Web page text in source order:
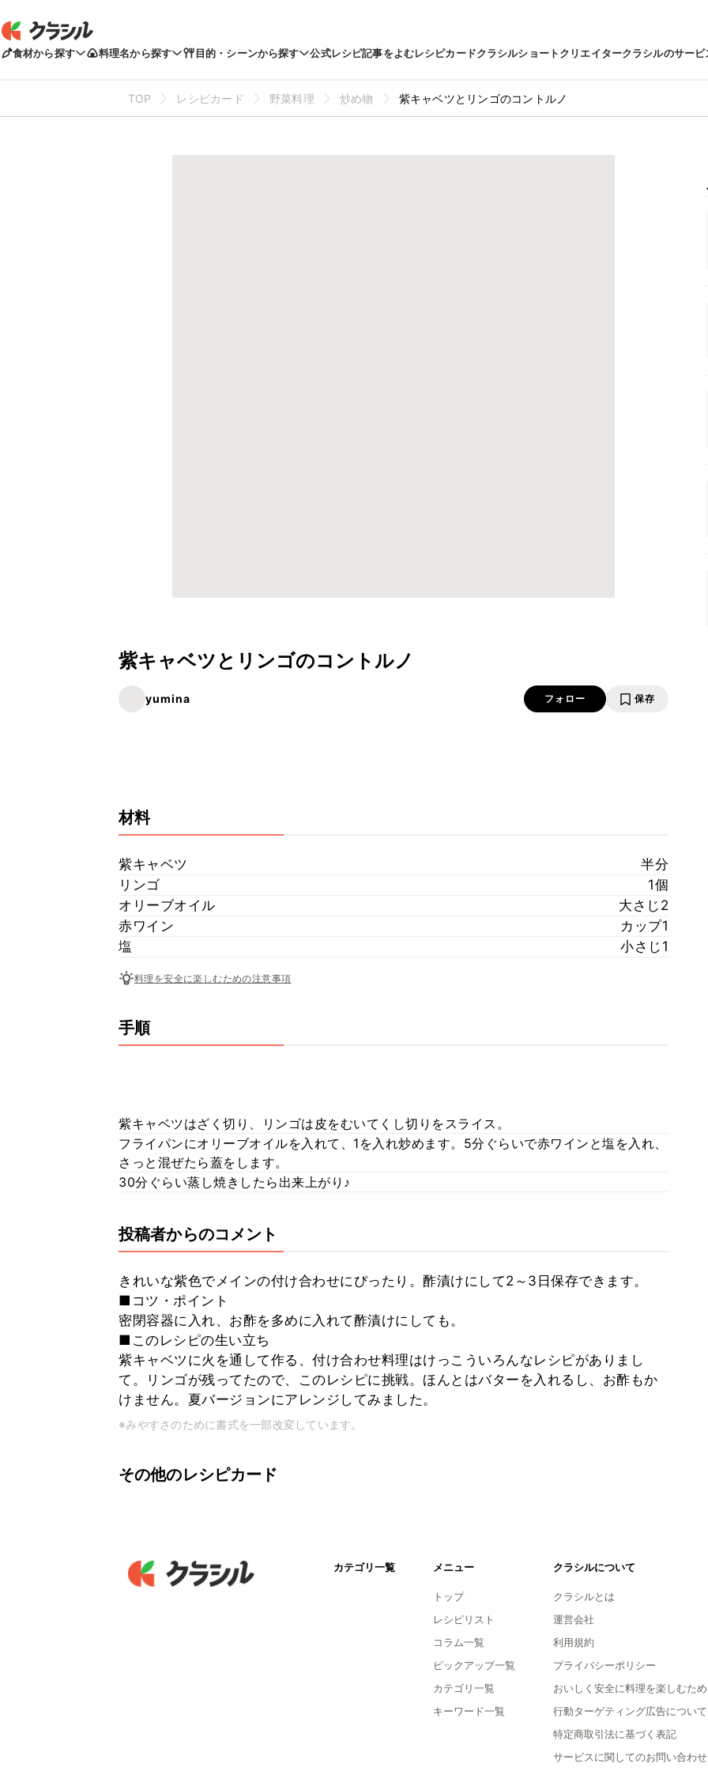
食材から探す 料理名から探す 目的・シーンから探す 公式レシピ記事をよむレシピカードクラシルショートクリエイタークラシルのサービ
TOP レシピカード 野菜料理 炒め物 紫キャベツとリンゴのコントルノ
紫キャベツとリンゴのコントルノ
yumina フォロー 保存
材料
紫キャベツ
半分
リンゴ
1個
オリーブオイル
大さじ2
赤ワイン
カップ1
塩
小さじ1
料理を安全に楽しむための注意事項
手順
紫キャベツはざく切り、リンゴは皮をむいてくし切りをスライス。
フライパンにオリーブオイルを入れて、1を入れ炒めます。5分ぐらいで赤ワインと塩を入れ、
さっと混ぜたら蓋をします。
30分ぐらい蒸し焼きしたら出来上がり♪
投稿者からのコメント
きれいな紫色でメインの付け合わせにぴったり。酢漬けにして2～3日保存できます。
■コツ・ポイント
密閉容器に入れ、お酢を多めに入れて酢漬けにしても。
■このレシピの生い立ち
紫キャベツに火を通して作る、付け合わせ料理はけっこういろんなレシピがありまし
て。リンゴが残ってたので、このレシピに挑戦。ほんとはバターを入れるし、お酢もか
けません。夏バージョンにアレンジしてみました。
※みやすさのために書式を一部改変しています。
その他のレシピカード
カテゴリ一覧 メニュー
トップ
レシピリスト
コラム一覧
ピックアップ一覧
カテゴリ一覧
キーワード一覧
クラシルについて
クラシルとは
運営会社
利用規約
プライバシーポリシー
おいしく安全に料理を楽しむため
行動ターゲティング広告について
特定商取引法に基づく表記
サービスに関してのお問い合わせ